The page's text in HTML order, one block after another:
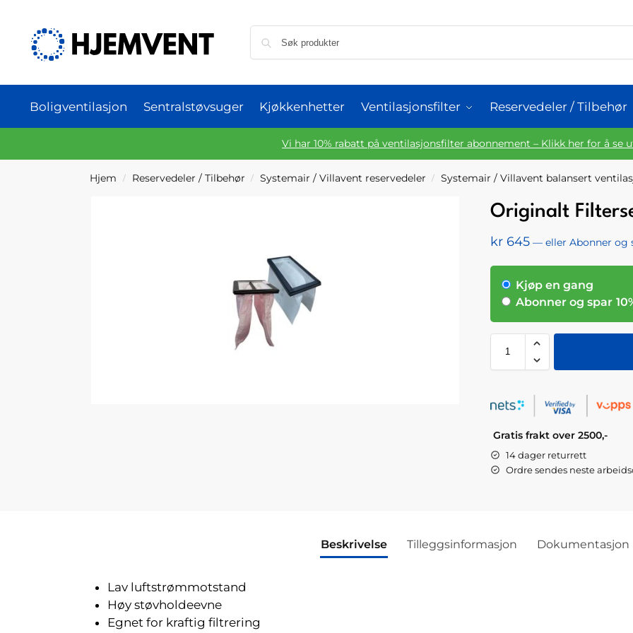
Boligventilasjon Sentralstøvsuger Kjøkkenhetter Ventilasjonsfilter Reservedeler / Tilbehør
Vi har 10% rabatt på ventilasjonsfilter abonnement – Klikk her for å se
Hjem / Reservedeler / Tilbehør / Systemair / Villavent reservedeler / Systemair / Villavent balansert
Originalt
kr645 —eller Abonner og
Kjøp en gang
Abonner og spar
Gratis frakt over 2500,-
14 dager returrett
Ordre sendes neste
Beskrivelse Tilleggsinformasjon Dokumentasjon
Lav luftstrømmotstand
Høy støvholdeevne
Egnet for kraftig filtrering